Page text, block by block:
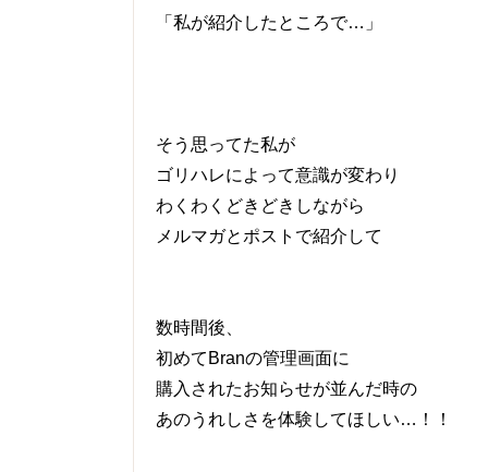
「私が紹介したところで…」
そう思ってた私が
ゴリハレによって意識が変わり
わくわくどきどきしながら
メルマガとポストで紹介して
数時間後、
初めてBranの管理画面に
購入されたお知らせが並んだ時の
あのうれしさを体験してほしい…！！